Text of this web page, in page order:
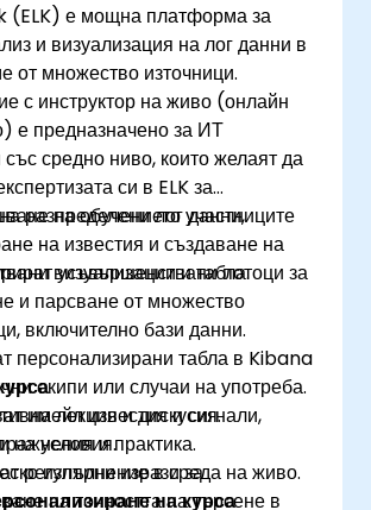
(ELK) е мощна платформа за
и визуализация на лог данни в
от множество източници.
с инструктор на живо (онлайн
е предназначено за ИТ
средно ниво, които желаят да
си в ELK за
разпределени лог данни,
на известия и създаване на
визуализации и табла.
на обучението участниците
усъвършенствани потоци за
и парсване от множество
включително бази данни.
персонализирани табла в Kibana
екипи или случаи на употреба.
имейл известия и сигнали,
на условия.
регулярни изрази за
на точността на търсене в
лекция и дискусия.
и практика.
изпълнение в среда на живо.
на курса